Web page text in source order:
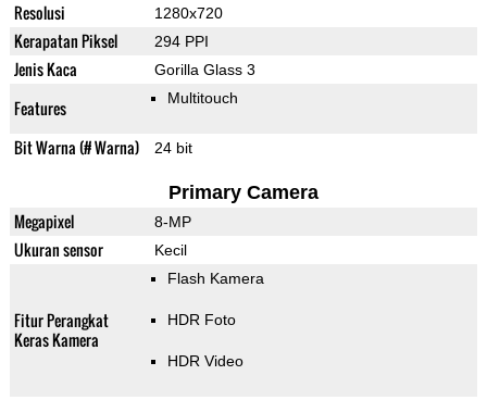
Resolusi 1280x720
Kerapatan Piksel 294 PPI
Jenis Kaca Gorilla Glass 3
Features Multitouch
Bit Warna (# Warna) 24 bit
Primary Camera
Megapixel 8-MP
Ukuran sensor Kecil
Fitur Perangkat
Keras Kamera
Flash Kamera
HDR Foto
HDR Video